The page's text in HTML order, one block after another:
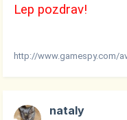
Lep pozdrav!
http://www.gamespy.com/
nataly